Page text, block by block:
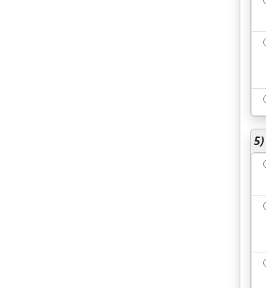
5)